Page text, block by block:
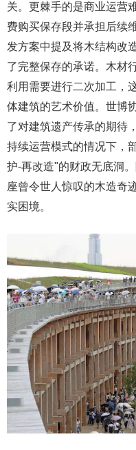
关。更棘手的是商业运营
费购买保存段并承担后续
发方案中提及将木结构改
了完整保存的承诺。木材
利用需要进行二次加工，
体建筑的艺术价值。世博
了对建筑遗产传承的期待
持续运营模式的情况下，
护-再改造"的财政无底洞
座曾令世人惊叹的木造奇
实困境。